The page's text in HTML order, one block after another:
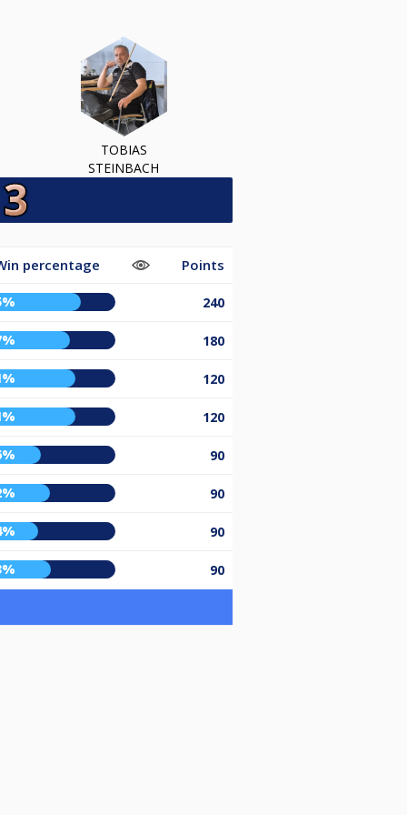
TOBIAS
STEINBACH
percentage Points
240
180
120
120
90
90
90
90